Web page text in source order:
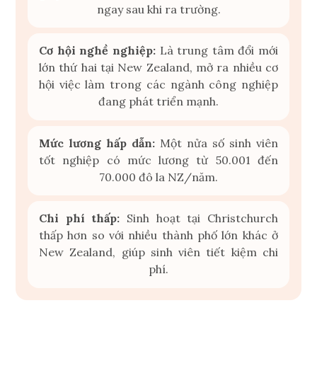
ngay sau khi ra trường.
Cơ hội nghề nghiệp:Là trung tâm đổi mới
lớn thứ hai tại New Zealand, mở ra nhiều cơ
hội việc làm trong các ngành công nghiệp
đang phát triển mạnh.
Mức lương hấp dẫn: Một nửa số sinh viên
tốt nghiệp có mức lương từ 50.001 đến
70.000 đô la NZ/năm.
Chi phí thấp: Sinh hoạt tại Christchurch
thấp hơn so với nhiều thành phố lớn khác ở
New Zealand, giúp sinh viên tiết kiệm chi
phí.